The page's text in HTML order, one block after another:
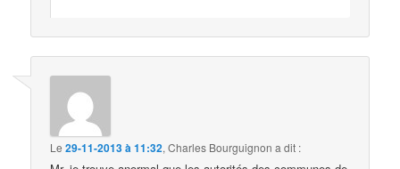
Le29-11-2013 à 11:32,Charles Bourguignon a dit :